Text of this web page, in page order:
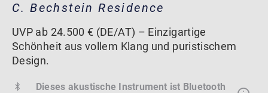
C. Bechstein Residence
UVP ab 24.500 € (DE/AT) – Einzigartige
Schönheit aus vollem Klang und puristischem
Design.
Dieses akustische Instrument ist Bluetooth